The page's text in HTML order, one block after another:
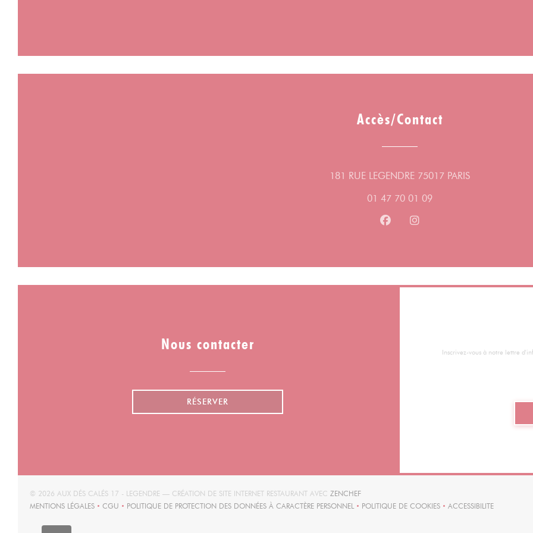
Accès/Contact
181 RUE LEGENDRE 75017 PARIS((ouvre une
01 47 70 01 09
Facebook ((ouvre une nouvelle
Instagram ((ouvre une
Nous contacter
RÉSERVER
Inscrivez-vous à notre lettre
© 2026 AUX DÉS CALÉS 17 - LEGENDRE — CRÉATION DE SITE INTERNET RESTAURANT AVEC ZENCHEF((OUVRE UNE NOUVELLE FENÊTRE))
MENTIONS LÉGALES
((OUVRE UNE NOUVELLE FENÊTRE))
CGU
((OUVRE UNE NOUVELLE FENÊTRE))
POLITIQUE DE PROTECTION DES DONNÉES À CARACTÈRE PERSONNEL
((OUVRE UNE NOUVELLE FENÊTRE))
POLITIQUE DE COOKIES
((OUVRE UNE NOUVELLE FENÊTRE))
ACCESSIBILITE
((OUVRE UNE